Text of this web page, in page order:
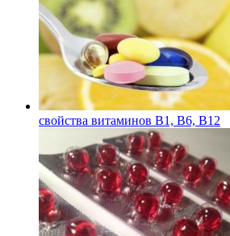
свойства витаминов В1, В6, В12